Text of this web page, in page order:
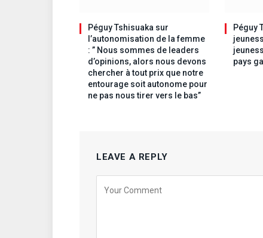
Péguy Tshisuaka sur
l’autonomisation de la femme
: ” Nous sommes de leaders
d’opinions, alors nous devons
chercher à tout prix que notre
entourage soit autonome pour
ne pas nous tirer vers le bas”
Péguy
pays
LEAVE A REPLY